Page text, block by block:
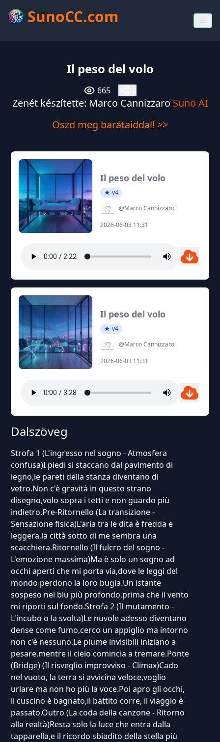
SunoCC.com
Il peso del volo
665
Zenét készítette: Marco Cannizzaro Suno AI
Oszd meg barátaiddal! >>
Il peso del volo
v4
@Marco Cannizzaro
2026-06-03 11:31
Il peso del volo
v4
@Marco Cannizzaro
2026-06-03 11:31
Dalszöveg
Strofa 1 (L'ingresso nel sogno - Atmosfera
confusa)I piedi si staccano dal pavimento di
legno,le pareti della stanza diventano di
vetro.Non c'è gravità in questo strano
disegno,volo sopra i tetti e non guardo più
indietro.Pre-Ritornello (La transizione -
Sensazione fisica)L'aria tra le dita è fredda e
leggera,la città sotto di me sembra una
scacchiera.Ritornello (Il fulcro del sogno -
L'emozione massima)Ma è solo un sogno ad
occhi aperti che mi porta via,dove le leggi del
mondo perdono la loro bugia.Un istante
sospeso nel blu più profondo,prima che il vento
mi riporti sul fondo.Strofa 2 (Il mutamento -
L'incubo o la svolta)Le nuvole adesso diventano
dense come fumo,cerco un appiglio ma intorno
non c'è nessuno.Le piume invisibili iniziano a
pesare,mentre il cielo comincia a tremare.Ponte
(Bridge) (Il risveglio improvviso - Climax)Cado
nel vuoto, la terra si avvicina veloce,voglio
urlare ma non ho più la voce.Poi apro gli occhi,
il cuscino è bagnato,il battito corre, il viaggio è
passato.Outro (La coda della canzone - Ritorno
alla realtà)Resta solo la luce che entra dalla
tapparella,e il ricordo sbiadito della stella più